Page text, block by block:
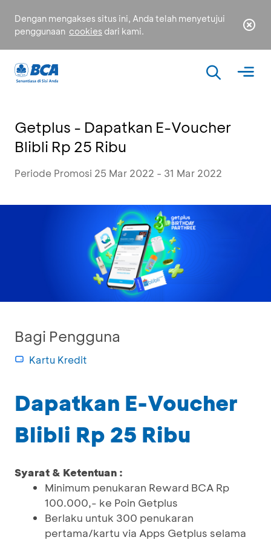
Dengan mengakses situs ini, Anda telah menyetujui
penggunaan cookies dari kami.
Getplus - Dapatkan E-Voucher
Blibli Rp 25 Ribu
Periode Promosi 25 Mar 2022 - 31 Mar 2022
Bagi Pengguna
Kartu Kredit
Dapatkan E-Voucher
Blibli Rp 25 Ribu
Syarat & Ketentuan :
Minimum penukaran Reward BCA Rp
100.000,- ke Poin Getplus
Berlaku untuk 300 penukaran
pertama/kartu via Apps Getplus selama